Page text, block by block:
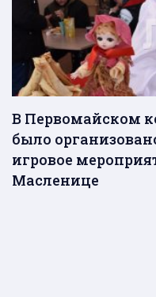
В Первомайском
было
игровое
Масленице